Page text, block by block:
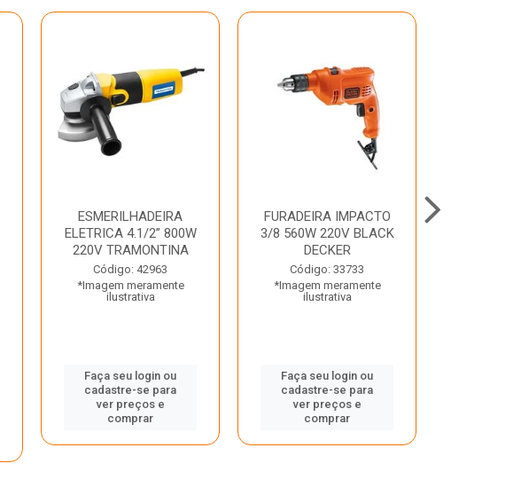
ESMERILHADEIRA
ELETRICA 4.1/2” 800W
220V TRAMONTINA
Código: 42963
*Imagem meramente
ilustrativa
Faça seu login ou
cadastre-se para
ver preços e
comprar
FURADEIRA IMPACTO
3/8 560W 220V BLACK
DECKER
Código: 33733
*Imagem meramente
ilustrativa
Faça seu login ou
cadastre-se para
ver preços e
comprar